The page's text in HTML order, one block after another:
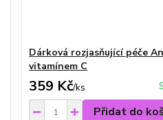
Dárková rozjasňující péče
vitamínem C
359 Kč/ks
Přidat do